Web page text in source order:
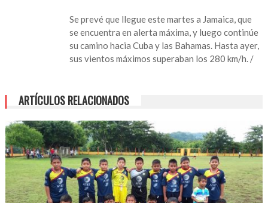
Se prevé que llegue este martes a Jamaica, que
se encuentra en alerta máxima, y luego continúe
su camino hacia Cuba y las Bahamas. Hasta ayer,
sus vientos máximos superaban los 280 km/h. /
ARTÍCULOS RELACIONADOS